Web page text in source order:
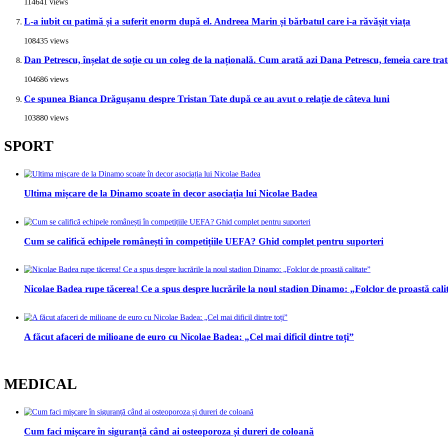
114641 views
L-a iubit cu patimă și a suferit enorm după el. Andreea Marin și bărbatul care i-a răvășit viața
108435 views
Dan Petrescu, înșelat de soție cu un coleg de la națională. Cum arată azi Dana Petrescu, femeia care
104686 views
Ce spunea Bianca Drăgușanu despre Tristan Tate după ce au avut o relație de câteva luni
103880 views
SPORT
Ultima mișcare de la Dinamo scoate în decor asociația lui Nicolae Badea
Cum se califică echipele românești în competițiile UEFA? Ghid complet pentru suporteri
Nicolae Badea rupe tăcerea! Ce a spus despre lucrările la noul stadion Dinamo: „Folclor de proastă
A făcut afaceri de milioane de euro cu Nicolae Badea: „Cel mai dificil dintre toți”
MEDICAL
Cum faci mișcare în siguranță când ai osteoporoza și dureri de coloană